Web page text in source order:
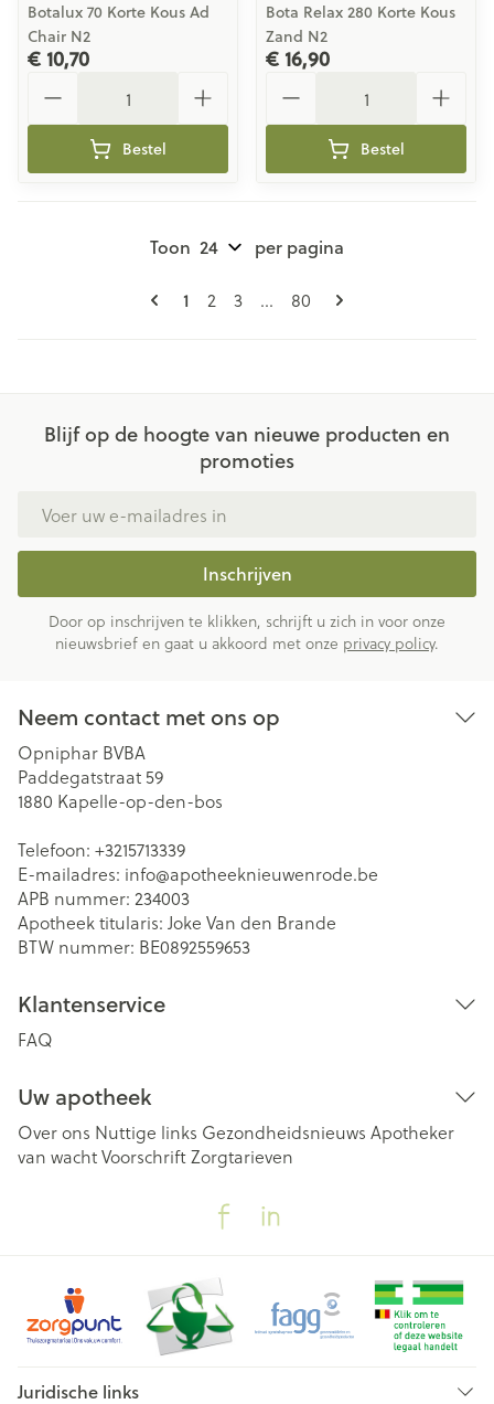
Botalux 70 Korte Kous Ad
Chair N2
€ 10,70
Bestel
Bota Relax 280 Korte Kous
Zand N2
€ 16,90
Bestel
Pagina's
U lees momenteel pagina
1 Pagina
2 Pagina
3 ... Pagina
80
Toon per pagina
Blijf op de hoogte van nieuwe producten en
promoties
Inschrijven
Door op inschrijven te klikken, schrijft u zich in voor onze
nieuwsbrief en gaat u akkoord met onze privacy policy.
Neem contact met ons op
Opniphar BVBA
Paddegatstraat 59
1880 Kapelle-op-den-bos
Telefoon: +3215713339
E-mailadres: info@apotheeknieuwenrode.be
APB nummer: 234003
Apotheek titularis: Joke Van den Brande
BTW nummer: BE0892559653
Klantenservice
FAQ
Uw apotheek
Over ons Nuttige links Gezondheidsnieuws Apotheker
van wachtVoorschriftZorgtarieven
Juridische links